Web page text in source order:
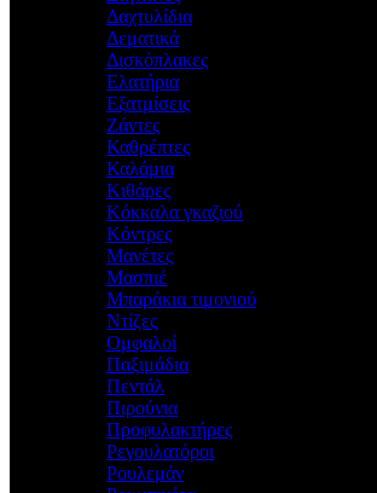
Δαχτυλίδια
Δεματικά
Δισκόπλακες
Ελατήρια
Εξατμίσεις
Ζάντες
Καθρέπτες
Καλάμια
Κιθάρες
Κόκκαλα γκαζιού
Κόντρες
Μανέτες
Μασπιέ
Μπαράκια τιμονιού
Ντίζες
Ομφαλοί
Παξιμάδια
Πεντάλ
Πιρούνια
Προφυλακτήρες
Ρεγουλατόροι
Ρουλεμάν